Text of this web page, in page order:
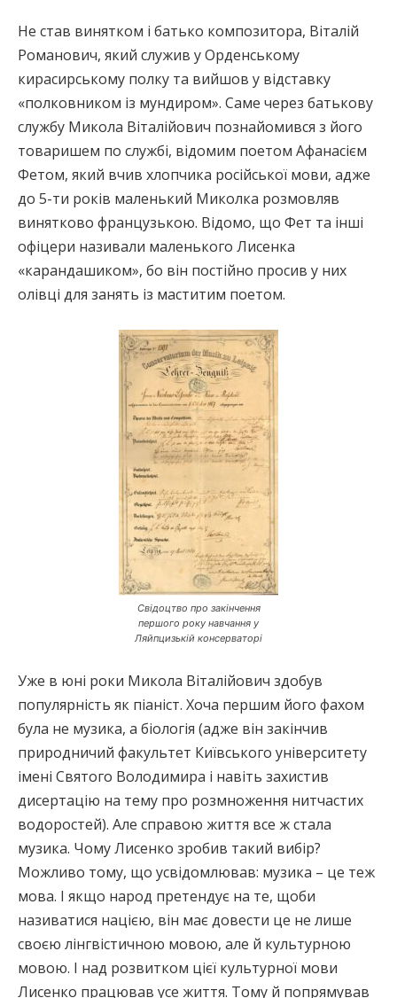
Не став винятком і батько композитора, Віталій
Романович, який служив у Орденському
кирасирському полку та вийшов у відставку
«полковником із мундиром». Саме через батькову
службу Микола Віталійович познайомився з його
товаришем по службі, відомим поетом Афанасієм
Фетом, який вчив хлопчика російської мови, адже
до 5-ти років маленький Миколка розмовляв
винятково французькою. Відомо, що Фет та інші
офіцери називали маленького Лисенка
«карандашиком», бо він постійно просив у них
олівці для занять із маститим поетом.
Свідоцтво про закінчення
першого року навчання у
Ляйпцизькій консерваторі
Уже в юні роки Микола Віталійович здобув
популярність як піаніст. Хоча першим його фахом
була не музика, а біологія (адже він закінчив
природничий факультет Київського університету
імені Святого Володимира і навіть захистив
дисертацію на тему про розмноження нитчастих
водоростей). Але справою життя все ж стала
музика. Чому Лисенко зробив такий вибір?
Можливо тому, що усвідомлював: музика – це теж
мова. І якщо народ претендує на те, щоби
називатися нацією, він має довести це не лише
своєю лінгвістичною мовою, але й культурною
мовою. І над розвитком цієї культурної мови
Лисенко працював усе життя. Тому й попрямував